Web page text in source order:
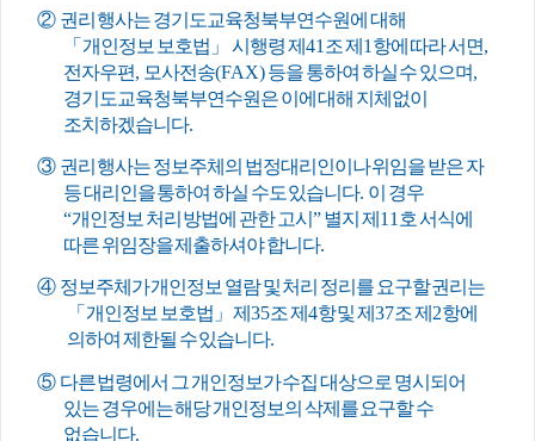
② 권리 행사는 경기도교육청북부연수원에 대해
「 개인정보 보호법 」시행령 제41 조 제 1 항에 따라 서면,
전자우편, 모사전송(FAX)등을 통하여 하실 수 있으며,
경기도교육청북부연수원은 이에 대해 지체없이
조치하겠습니다.
③ 권리 행사는 정보주체의 법정대리인이나 위임을 받은 자
등 대리인을 통하여 하실 수도 있습니다. 이 경우
“개인정보 처리 방법에 관한 고시 ”별지 제 11 호 서식에
따른 위임장을 제출하셔야 합니다.
④ 정보주체가 개인정보 열람 및 처리 정리를 요구할 권리는
「개인정보 보호법 」 제 35조 제 4항 및 제37조 제 2항에
의하여 제한될 수 있습니다.
⑤ 다른 법령에서 그 개인정보가 수집 대상으로 명시되어
있는 경우에는 해당 개인정보의 삭제를 요구할 수
없습니다.